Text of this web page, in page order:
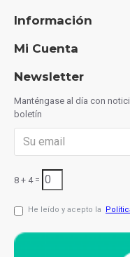
Información
Mi Cuenta
Newsletter
Manténgase al día con
boletín
8 + 4 =
He leído y acepto la